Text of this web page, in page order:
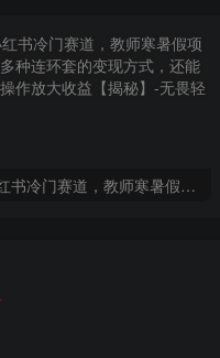
小红书冷门赛道，教师寒暑假项目，多种连环套的变现方式，还能矩阵操作放大收益【揭秘】